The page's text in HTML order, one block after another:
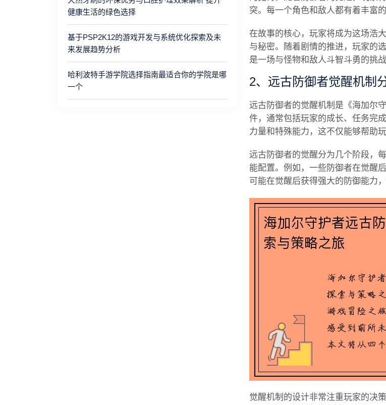
健康生活的绿色选择
基于PSP2K12的游戏开发与系统优化探索及未
来发展趋势分析
哈利波特手游学院选择指南最适合你的学院是哪
一个
突。每一个角色和敌人都有着丰富
在故事的核心，玩家将成为这场浩
与秘密。随着剧情的推进，玩家的
是一场与怪物和敌人斗智斗勇的挑
2、远古防御者觉醒机制
远古防御者的觉醒机制是《海加尔
件，通常包括玩家的成长、任务完
力量和特殊能力，这不仅能够帮助
远古防御者的觉醒分为几个阶段，
能配置。例如，一些防御者在觉醒
可能在觉醒后获得强大的防御能力
觉醒机制的设计非常注重玩家的决